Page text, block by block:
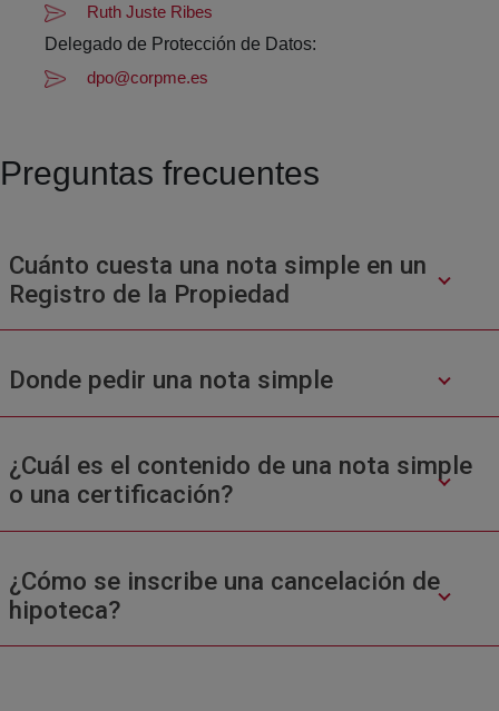
Ruth Juste Ribes
Delegado de Protección de Datos:
dpo@corpme.es
Preguntas frecuentes
Cuánto cuesta una nota simple en un
Registro de la Propiedad
Donde pedir una nota simple
¿Cuál es el contenido de una nota simple
o una certificación?
¿Cómo se inscribe una cancelación de
hipoteca?